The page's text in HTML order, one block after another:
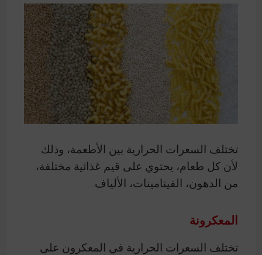
تختلف السعرات الحرارية بين الأطعمة، وذلك
لأن كل طعام، يحتوي على قيم غذائية مختلفة،
من الدهون، الفيتامينات، الألياف…
المعكرونة
تختلف السعرات الحرارية في المعكرون على